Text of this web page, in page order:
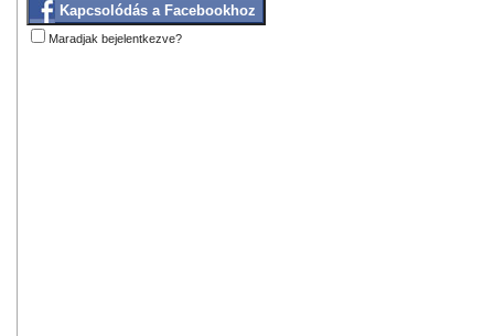
Kapcsolódás a Facebookhoz
Maradjak bejelentkezve?